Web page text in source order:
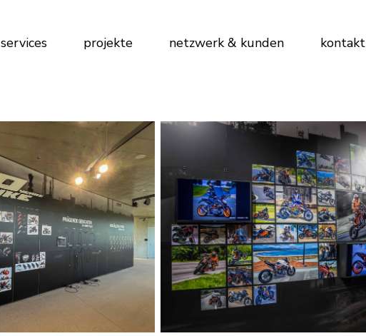
services projekte netzwerk & kunden kontakt